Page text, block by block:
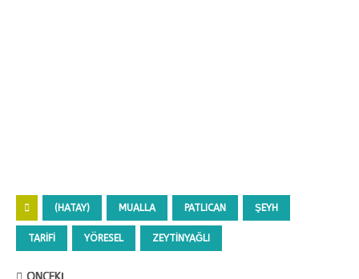
(HATAY) MUALLA PATLICAN ŞEYH
TARIFI YÖRESEL ZEYTINYAĞLI